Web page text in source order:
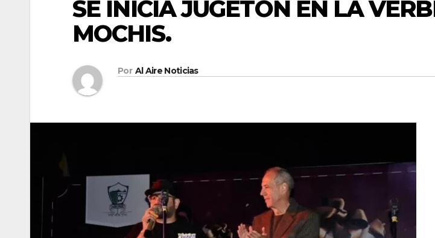
SE INICIA JUGETON EN LA
MOCHIS.
Por Al Aire Noticias